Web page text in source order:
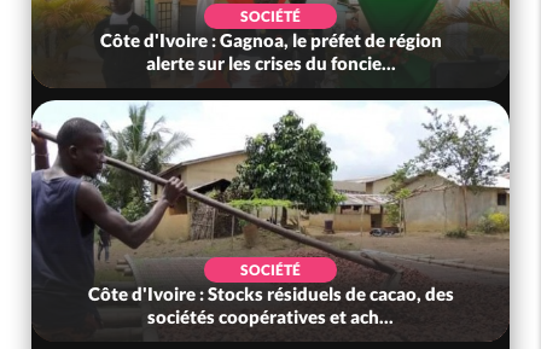
SOCIÉTÉ
Côte d'Ivoire : Concours CAFOP 2026, les
résultats d'admissibilité (1er tou...
ECONOMIE
Côte d'Ivoire : Face au nouvvel ordre mondial,
l'Afrique cherche les clés d...